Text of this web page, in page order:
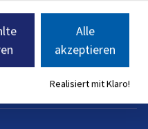
Alle
akzeptieren
Realisiert mit Klaro!